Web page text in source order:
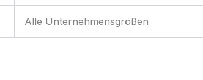
Alle Unternehmensgrößen